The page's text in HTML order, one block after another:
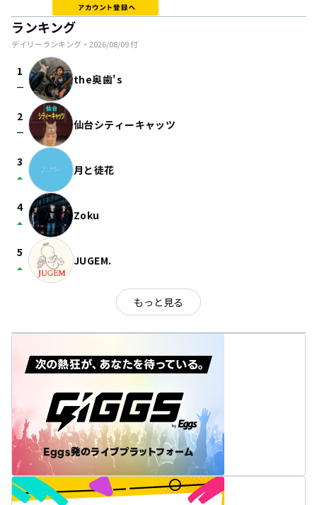
ランキング
デイリーランキング・ 2026/08/09付
1
check_indeterminate_small the奥歯's
2
check_indeterminate_small 仙台シティーキャッツ
3
arrow_drop_up 月と徒花
4
arrow_drop_up Zoku
5
arrow_drop_up JUGEM.
もっと見る